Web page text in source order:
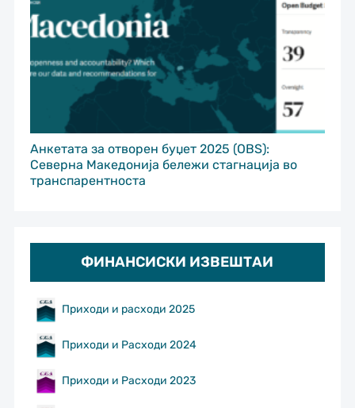
Анкетата за отворен буџет 2025 (OBS):
Северна Македонија бележи стагнација во
транспарентноста
ФИНАНСИСКИ ИЗВЕШТАИ
Приходи и расходи 2025
Приходи и Расходи 2024
Приходи и Расходи 2023